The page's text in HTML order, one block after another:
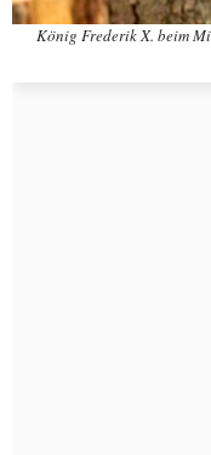
König Frederik X. beim